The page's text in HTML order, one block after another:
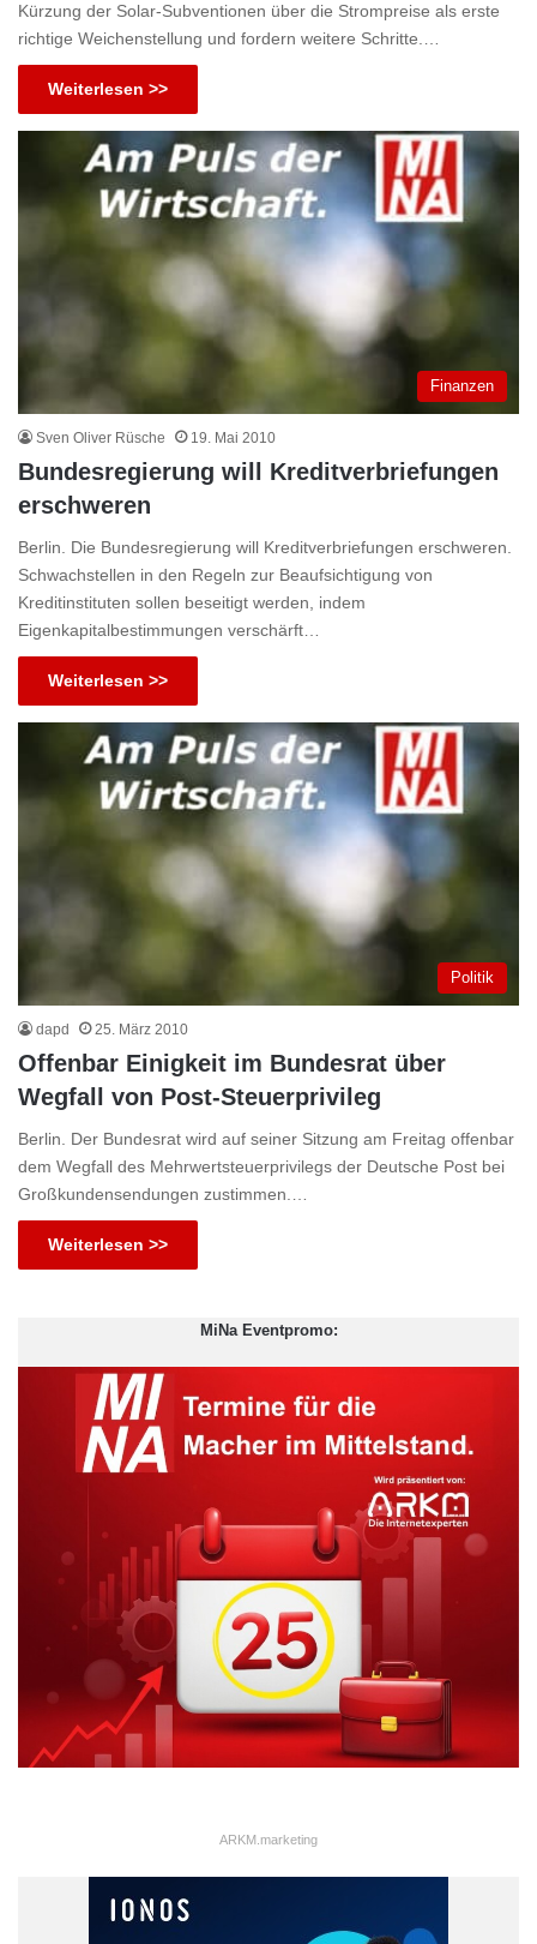
Kürzung der Solar-Subventionen über die Strompreise als erste
richtige Weichenstellung und fordern weitere Schritte.…
Weiterlesen >>
Finanzen
Sven Oliver Rüsche 19. Mai 2010
Bundesregierung will Kreditverbriefungen
erschweren
Berlin. Die Bundesregierung will Kreditverbriefungen erschweren.
Schwachstellen in den Regeln zur Beaufsichtigung von
Kreditinstituten sollen beseitigt werden, indem
Eigenkapitalbestimmungen verschärft…
Weiterlesen >>
Politik
dapd 25. März 2010
Offenbar Einigkeit im Bundesrat über
Wegfall von Post-Steuerprivileg
Berlin. Der Bundesrat wird auf seiner Sitzung am Freitag offenbar
dem Wegfall des Mehrwertsteuerprivilegs der Deutsche Post bei
Großkundensendungen zustimmen.…
Weiterlesen >>
MiNa Eventpromo:
ARKM.marketing